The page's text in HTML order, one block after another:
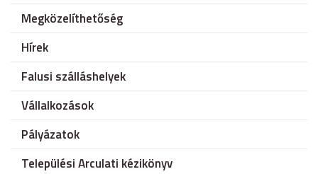
Megközelíthetőség
Hírek
Falusi szálláshelyek
Vállalkozások
Pályázatok
Települési Arculati kézikönyv